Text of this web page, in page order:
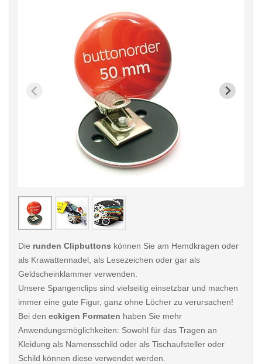
< /picture>
Die runden Clipbuttons können Sie am Hemdkragen oder
als Krawattennadel, als Lesezeichen oder gar als
Geldscheinklammer verwenden.
Unsere Spangenclips sind vielseitig einsetzbar und machen
immer eine gute Figur, ganz ohne Löcher zu verursachen!
Bei den eckigen Formaten haben Sie mehr
Anwendungsmöglichkeiten: Sowohl für das Tragen an
Kleidung als Namensschild oder als Tischaufsteller oder
Schild können diese verwendet werden.